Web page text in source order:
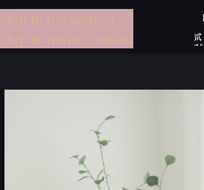
Skip to navigation
Skip to main content
選單